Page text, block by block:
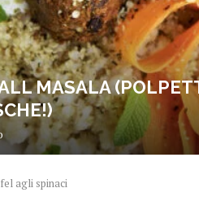
MASALA
agli spinaci